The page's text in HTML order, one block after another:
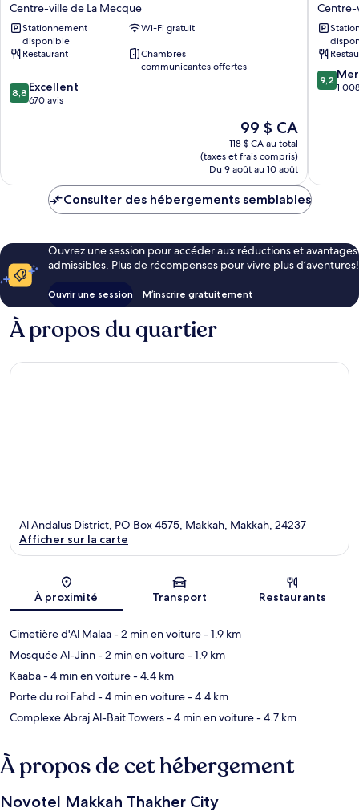
Hotel
Centre-
ville
de
Mecque
Centre-ville de La Mecque
Stationnement
disponible
Wi-Fi gratuit
Restaurant
Chambres
communicantes offertes
8.8
sur
8,8 Excellent
670 avis
Le
prix
est
de
99 $ CA
99 $ CA
118 $ CA au total
(taxes et frais compris)
Du 9 août au 10 août
Hilton
Jabal
Omar
Makkah
Centre-
ville
Centre-
9.2
sur
9,2
1
Consulter des hébergements semblables
Ouvrez une session pour accéder aux réductions et avantages
admissibles. Plus de récompenses pour vivre plus d’aventures!
Ouvrir une session M’inscrire gratuitement
À propos du quartier
Carte
Al Andalus District, PO Box 4575, Makkah, Makkah, 24237
Afficher sur la carte
À proximité Transport Restaurants
Cimetière d'Al Malaa- 2 min en voiture- 1.9 km
Mosquée Al-Jinn- 2 min en voiture- 1.9 km
Kaaba- 4 min en voiture- 4.4 km
Porte du roi Fahd - 4 min en voiture- 4.4 km
Complexe Abraj Al-Bait Towers- 4 min en voiture- 4.7 km
À propos de cet hébergement
Novotel Makkah Thakher City